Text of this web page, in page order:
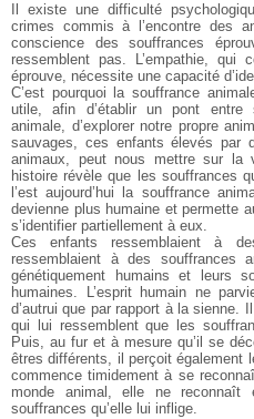
Il existe une difficulté
crimes commis à l’encontre des
conscience des souffrances
ressemblent pas. L’empathie, qui
éprouve, nécessite une capacité
C’est pourquoi la souffrance
utile, afin d’établir un pont entre
animale, d’explorer notre propre
sauvages, ces enfants élevés par
animaux, peut nous mettre sur la
histoire révèle que les souffrances
l’est aujourd’hui lasouffrance
devienne plus humaine et permette
s’identifier partiellement à eux.
Ces enfants ressemblaient à
ressemblaient à des souffrances
génétiquement
humains et leurs
humaines. L’esprithumain ne
d’autrui que par rapport à la sienne.
qui lui ressemblent que les
Puis, au fur et à mesure qu’il se
êtres différents, il perçoit également
commence timidement à se
monde animal, elle ne reconnaît
souffrances qu’elle lui inflige.